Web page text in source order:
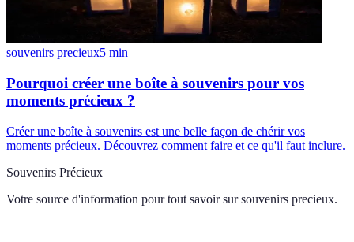
souvenirs precieux5 min
Pourquoi créer une boîte à souvenirs pour vos
moments précieux ?
Créer une boîte à souvenirs est une belle façon de chérir vos
moments précieux. Découvrez comment faire et ce qu'il faut inclure.
Souvenirs Précieux
Votre source d'information pour tout savoir sur souvenirs precieux.